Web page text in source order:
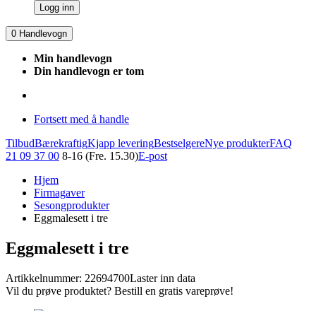
Logg inn
0 Handlevogn
Min handlevogn
Din handlevogn er tom
Fortsett med å handle
TilbudBærekraftigKjapp leveringBestselgereNye produkterFAQ
21 09 37 00 8-16 (Fre. 15.30)E-post
Hjem
Firmagaver
Sesongprodukter
Eggmalesett i tre
Eggmalesett i tre
Artikkelnummer: 22694700Laster inn data
Vil du prøve produktet? Bestill en gratis vareprøve!